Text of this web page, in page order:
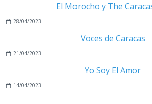
El Morocho y The
28/04/2023
Voces de Caracas
21/04/2023
Yo Soy El Amor
14/04/2023